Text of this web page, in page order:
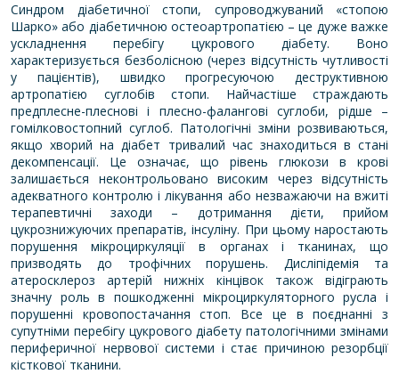
Синдром діабетичної стопи, супроводжуваний «стопою
Шарко» або діабетичною остеоартропатією – це дуже важке
ускладнення перебігу цукрового діабету. Воно
характеризується безболісною (через відсутність чутливості
у пацієнтів), швидко прогресуючою деструктивною
артропатією суглобів стопи. Найчастіше страждають
предплесне-плеснові і плесно-фалангові суглоби, рідше –
гомілковостопний суглоб. Патологічні зміни розвиваються,
якщо хворий на діабет тривалий час знаходиться в стані
декомпенсації. Це означає, що рівень глюкози в крові
залишається неконтрольовано високим через відсутність
адекватного контролю і лікування або незважаючи на вжиті
терапевтичні заходи – дотримання дієти, прийом
цукрознижуючих препаратів, інсуліну. При цьому наростають
порушення мікроциркуляції в органах і тканинах, що
призводять до трофічних порушень. Дисліпідемія та
атеросклероз артерій нижніх кінцівок також відіграють
значну роль в пошкодженні мікроциркуляторного русла і
порушенні кровопостачання стоп. Все це в поєднанні з
супутніми перебігу цукрового діабету патологічними змінами
периферичної нервової системи і стає причиною резорбції
кісткової тканини.